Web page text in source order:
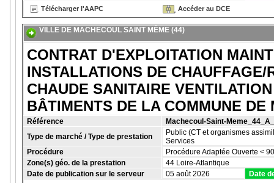
Télécharger l'AAPC Accéder au DCE
VILLE DE MACHECOUL SAINT MÊME (44)
CONTRAT D'EXPLOITATION
INSTALLATIONS DE CHAUFFAGE/
CHAUDE SANITAIRE
BÂTIMENTS DE LA COMMUNE DE
Référence
Machecoul-Saint-
Type de marché / Type de prestation
Public (CT et organismes
Services
Procédure
Procédure Adaptée Ouverte <
Zone(s) géo. de la prestation
44 Loire-Atlantique
Date de publication sur le serveur
05 août 2026 Date